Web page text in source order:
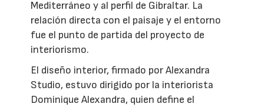
Mediterráneo y al perfil de Gibraltar. La
relación directa con el paisaje y el entorno
fue el punto de partida del proyecto de
interiorismo.
El diseño interior, firmado por Alexandra
Studio, estuvo dirigido por la interiorista
Dominique Alexandra, quien define el